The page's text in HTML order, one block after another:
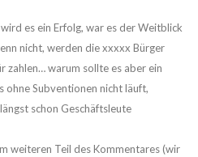
es ein Erfolg, war es der Weitblick
nicht, werden die xxxxx Bürger
zahlen… warum sollte es aber ein
ohne Subventionen nicht läuft,
schon Geschäftsleute
weiteren Teil des Kommentares (wir